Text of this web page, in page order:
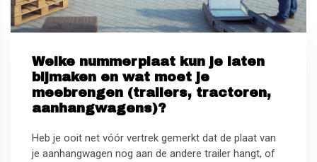
Welke nummerplaat kun je laten
bijmaken en wat moet je
meebrengen (trailers, tractoren,
aanhangwagens)?
Heb je ooit net vóór vertrek gemerkt dat de plaat van
je aanhangwagen nog aan de andere trailer hangt, of